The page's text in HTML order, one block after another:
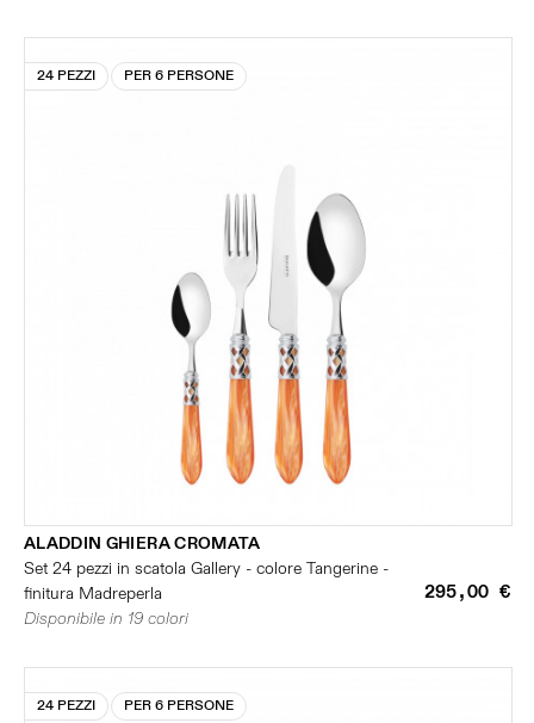
24 PEZZI PER 6 PERSONE
ALADDIN GHIERA CROMATA
Set 24 pezzi in scatola Gallery - colore Tangerine -
finitura Madreperla
295,00 €
Disponibile in 19 colori
24 PEZZI PER 6 PERSONE